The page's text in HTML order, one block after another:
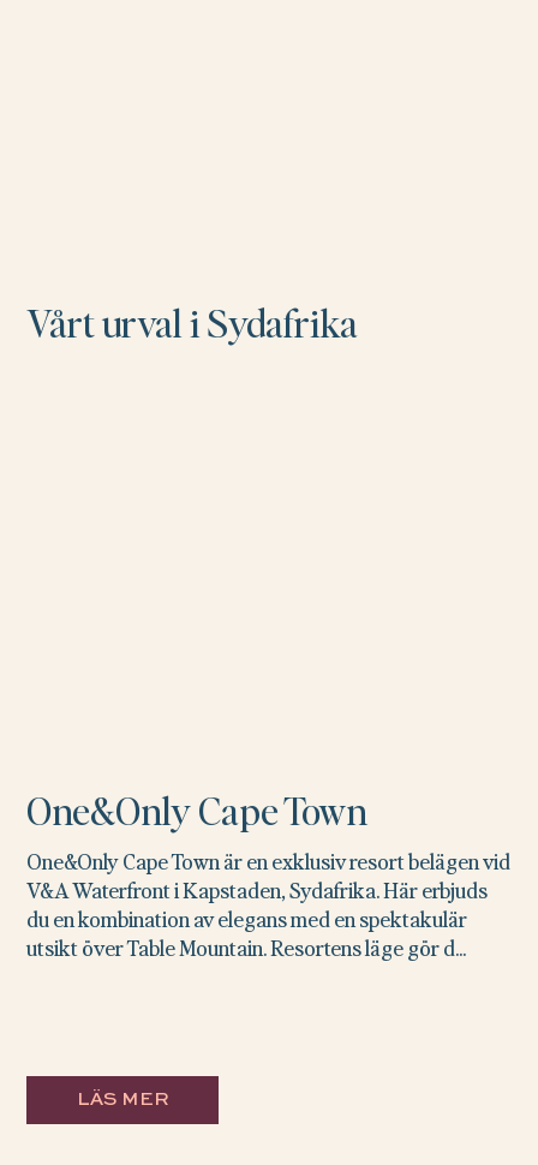
Vårt urval i Sydafrika
LÄS MER
One&Only Cape Town
One&Only Cape Town är en exklusiv resort belägen vid
V&A Waterfront i Kapstaden, Sydafrika. Här erbjuds
du en kombination av elegans med en spektakulär
utsikt över Table Mountain. Resortens läge gör d...